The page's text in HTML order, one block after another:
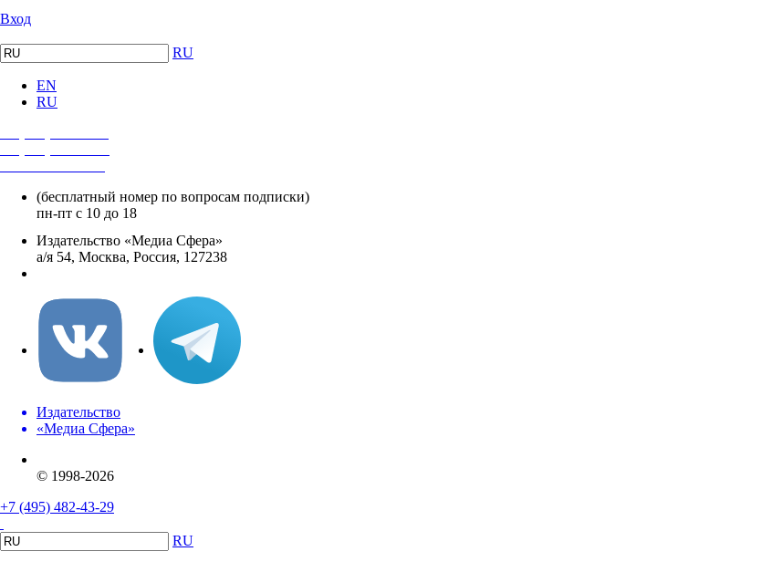
Вход
RU
EN
RU
(бесплатный номер по вопросам подписки)
пн-пт с 10 до 18
Издательство «Медиа Сфера»
а/я 54, Москва, Россия, 127238
Издательство
«Медиа Сфера»
© 1998-2026
+7 (495) 482-43-29
RU